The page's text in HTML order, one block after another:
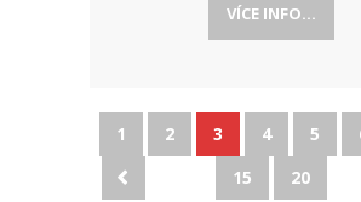
VÍCE INFO...
1 2 3 4 5
15
20